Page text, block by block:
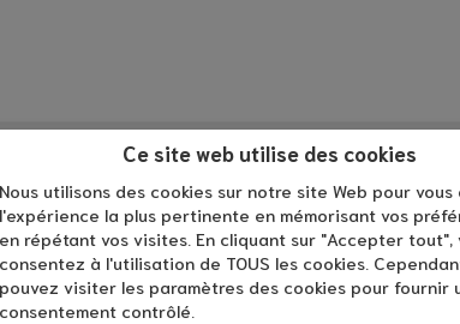
Ce site web utilise des cookies
Nous utilisons des cookies sur notre site Web pour
l'expérience la plus pertinente en mémorisant vos
en répétant vos visites. En cliquant sur "Accepter tout",
consentez à l'utilisation de TOUS les cookies.
pouvez visiter les paramètres des cookies pour fournir
consentement contrôlé.